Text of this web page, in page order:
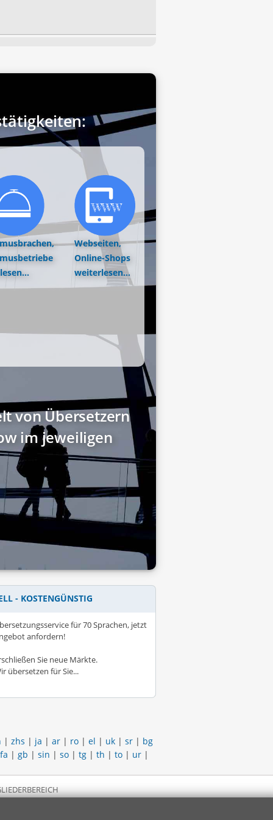
Webseiten,
Online-Shops
weiterlesen...
von Übersetzern
im jeweiligen
- KOSTENGÜNSTIG
für 70 Sprachen, jetzt
anfordern!
Sie neue Märkte.
übersetzen für Sie...
| zhs | ja | ar | ro | el | uk | sr | bg
fa | gb | sin | so | tg | th | to | ur |